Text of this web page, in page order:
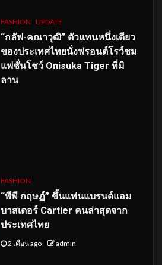
FASHION UPDATE
“กลัฟ-คณาวุฒิ” ตัวแทนหนึ่งเดียว
ของประเทศไทยนั่งฟรอนต์โรว์ชม
แฟชั่นโชว์ Onisuka Tiger ที่มิ
ลาน
FASHION
“พีพี กฤษฏ์” ขึ้นแท่นแบรนด์แอม
บาสเดอร์ Cartier คนล่าสุดจาก
ประเทศไทย
2 เดือน ago admin